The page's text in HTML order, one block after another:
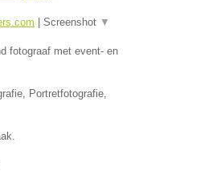
Screenshot ▼
fotograaf met event- en
Portretfotografie,